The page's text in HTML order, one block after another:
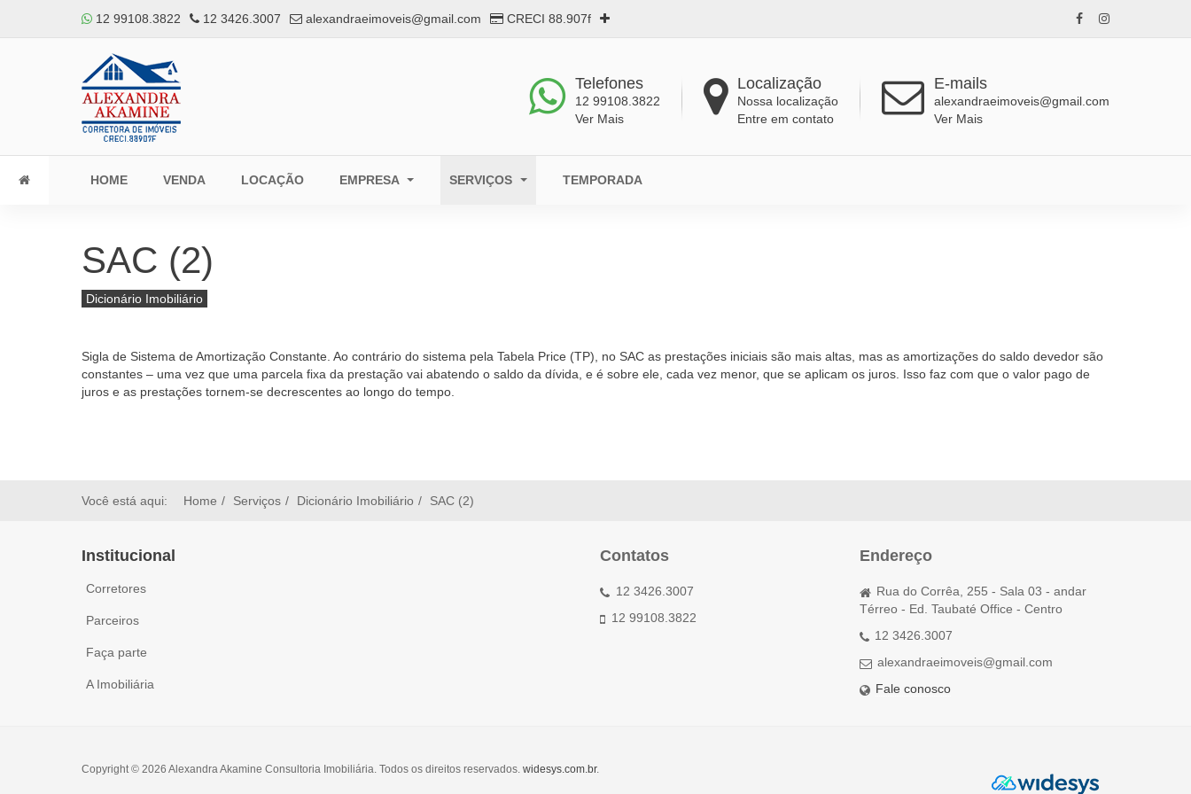
12 99108.3822 12 3426.3007 alexandraeimoveis@gmail.com CRECI 88.907f
Telefones
12 99108.3822
Ver Mais
Localização
Nossa localização
Entre em contato
E-mails
alexandraeimoveis@gmail.com
Ver Mais
HOME VENDA LOCAÇÃO EMPRESA SERVIÇOS TEMPORADA
SAC (2)
Dicionário Imobiliário
Sigla de Sistema de Amortização Constante. Ao contrário do sistema pela Tabela Price (TP), no SAC as prestações iniciais são mais altas, mas as amortizações do saldo devedor são
constantes – uma vez que uma parcela fixa da prestação vai abatendo o saldo da dívida, e é sobre ele, cada vez menor, que se aplicam os juros. Isso faz com que o valor pago de
juros e as prestações tornem-se decrescentes ao longo do tempo.
Você está aqui: Home Serviços Dicionário Imobiliário SAC (2)
Institucional
Corretores
Parceiros
Faça parte
A Imobiliária
Contatos
12 3426.3007
12 99108.3822
Endereço
Rua do Corrêa, 255 - Sala 03 - andar
Térreo - Ed. Taubaté Office - Centro
12 3426.3007
alexandraeimoveis@gmail.com
Fale conosco
Copyright © 2026 Alexandra Akamine Consultoria Imobiliária. Todos os direitos reservados. widesys.com.br.